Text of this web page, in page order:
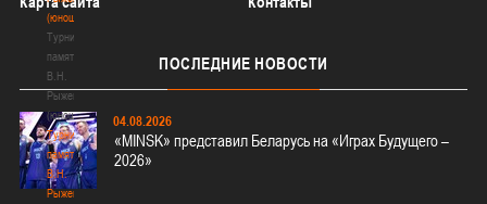
(юноши)
Турнир
памяти
В.Н.
Рыженкова
(юноши)
Турнир
памяти
В.Н.
Рыженкова
ПОСЛЕДНИЕ НОВОСТИ
04.08.2026
«MINSK» представил Беларусь на «Играх Будущего –
2026»